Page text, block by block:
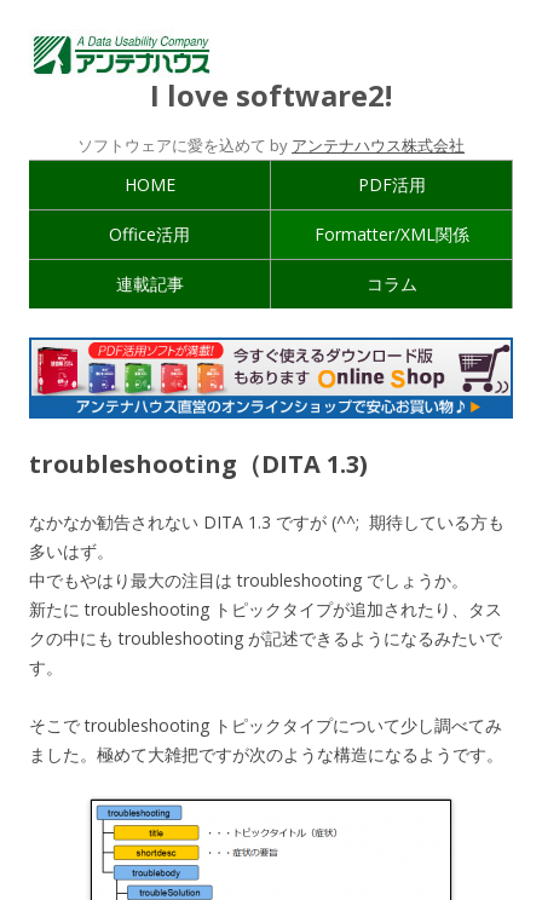
I love software2!
ソフトウェアに愛を込めて by アンテナハウス株式会社
HOME PDF活用
Office活用 Formatter/XML関係
連載記事 コラム
troubleshooting（DITA 1.3)
なかなか勧告されない DITA 1.3 ですが (^^; 期待している方も
多いはず。
中でもやはり最大の注目は troubleshooting でしょうか。
新たに troubleshooting トピックタイプが追加されたり、タス
クの中にも troubleshooting が記述できるようになるみたいで
す。
そこで troubleshooting トピックタイプについて少し調べてみ
ました。極めて大雑把ですが次のような構造になるようです。